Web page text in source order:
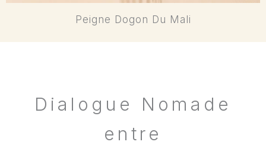
Peigne Dogon Du Mali
Dialogue Nomade
entre